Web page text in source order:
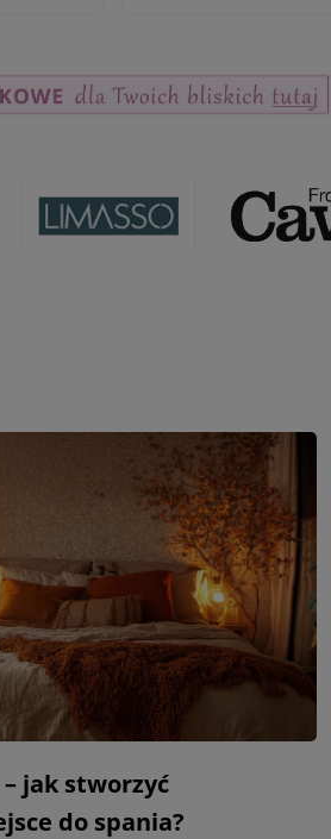
jak stworzyć
do spania?